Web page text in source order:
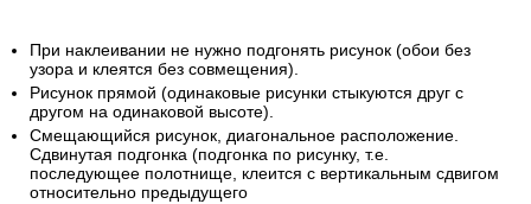
При наклеивании не нужно подгонять рисунок (обои без
узора и клеятся без совмещения).
Рисунок прямой (одинаковые рисунки стыкуются друг с
другом на одинаковой высоте).
Смещающийся рисунок, диагональное расположение.
Сдвинутая подгонка (подгонка по рисунку, т.е.
последующее полотнище, клеится с вертикальным сдвигом
относительно предыдущего